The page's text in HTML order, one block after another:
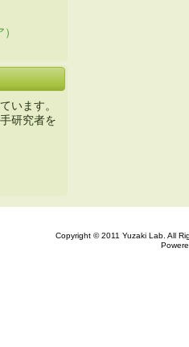
います。
研究者を
Copyright © 2011 Yuzaki Lab. All